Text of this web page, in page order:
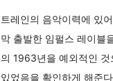
레인의 음악이력에 있
출발한 임펄스 레이
1963년을 예외적인
었음을 확인하게 해